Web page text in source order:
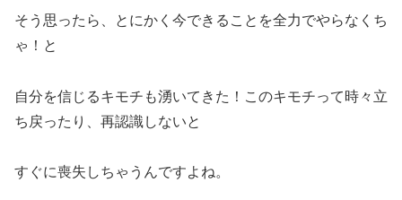
そう思ったら、とにかく今できることを全力でやらなくち
ゃ！と
自分を信じるキモチも湧いてきた！このキモチって時々立
ち戻ったり、再認識しないと
すぐに喪失しちゃうんですよね。